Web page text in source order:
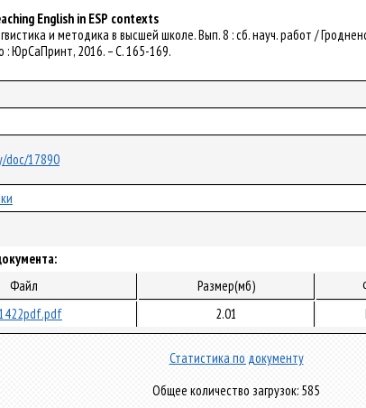
English in ESP contexts
и методика в высшей школе. Вып. 8 : сб. науч. работ /
: ЮрСаПринт, 2016. – С. 165-169.
doc/17890
Файл
Размер(мб)
2.01
Статистика по документу
Общее количество загрузок: 585